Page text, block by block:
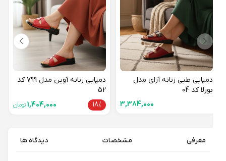
دمپایی طبی زنانه آرای مدل
بورلا کد 04
3,384,000
دمپایی زنانه آوین مدل 799 کد
18%
1,404,000تومان
معرفی مشخصات دیدگاه ها